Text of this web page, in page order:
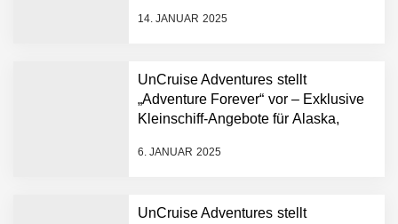
14. JANUAR 2025
UnCruise Adventures stellt
„Adventure Forever“ vor – Exklusive
Kleinschiff-Angebote für Alaska,
6. JANUAR 2025
UnCruise Adventures stellt